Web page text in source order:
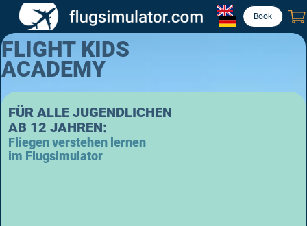
Book
FLIGHT KIDS
ACADEMY
FÜR ALLE JUGENDLICHEN
AB 12 JAHREN:
Fliegen verstehen lernen
im Flugsimulator